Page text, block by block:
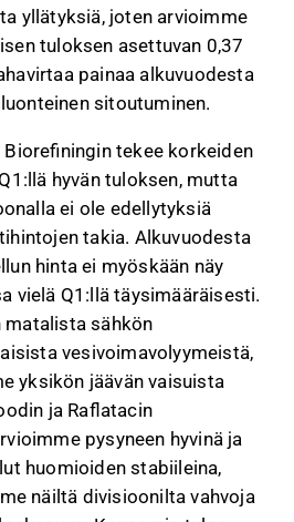
yllätyksiä, joten arvioimme
tuloksen asettuvan 0,37
painaa alkuvuodesta
sitoutuminen.
tekee korkeiden
hyvän tuloksen, mutta
ei ole edellytyksiä
takia. Alkuvuodesta
hinta ei myöskään näy
vielä Q1:llä täysimääräisesti.
matalista sähkön
vesivoimavolyymeistä,
yksikön jäävän vaisuista
ja Raflatacin
pysyneen hyvinä ja
huomioiden stabiileina,
näiltä divisioonilta vahvoja